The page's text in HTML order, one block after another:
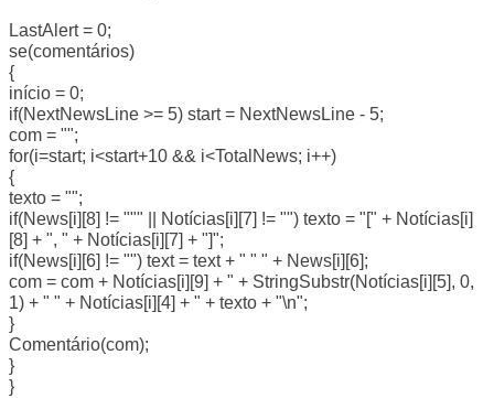
LastAlert = 0;
se(comentários)
{
início = 0;
if(NextNewsLine >= 5) start = NextNewsLine - 5;
com = "";
for(i=start; i<start+10 && i<TotalNews; i++)
{
texto = "";
if(News[i][8] != """ || Notícias[i][7] != "") texto = "[" + Notícias[i]
[8] + ", " + Notícias[i][7] + "]";
if(News[i][6] != "") text = text + " " " + News[i][6];
com = com + Notícias[i][9] + " + StringSubstr(Notícias[i][5], 0,
1) + " " + Notícias[i][4] + " + texto + "\n";
}
Comentário(com);
}
}